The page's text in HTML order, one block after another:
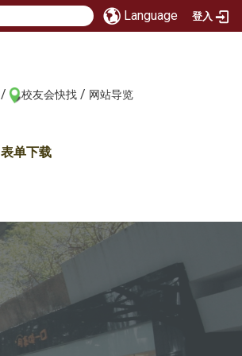
Language 登入
/ 校友会快找 / 网站导览
表单下载